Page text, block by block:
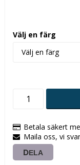
Välj en färg
Betala säkert
Maila oss, vi
DELA